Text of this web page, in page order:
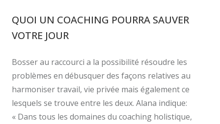
QUOI UN COACHING POURRA SAUVER
VOTRE JOUR
Bosser au raccourci a la possibilité résoudre les
problèmes en débusquer des façons relatives au
harmoniser travail, vie privée mais également ce
lesquels se trouve entre les deux. Alana indique:
« Dans tous les domaines du coaching holistique,